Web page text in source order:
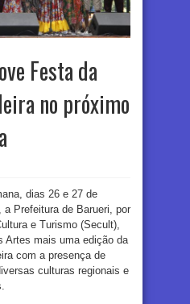
Festa da
no próximo
dias 26 e 27 de
Prefeitura de Barueri, por
e Turismo (Secult),
Artes mais uma edição da
com a presença de
culturas regionais e